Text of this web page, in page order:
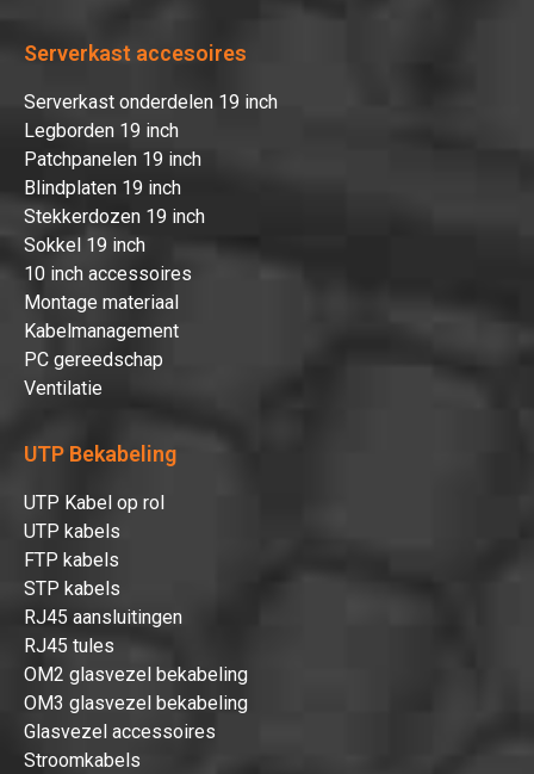
Serverkast accesoires
Serverkast onderdelen 19 inch
Legborden 19 inch
Patchpanelen 19 inch
Blindplaten 19 inch
Stekkerdozen 19 inch
Sokkel 19 inch
10 inch accessoires
Montage materiaal
Kabelmanagement
PC gereedschap
Ventilatie
UTP Bekabeling
UTP Kabel op rol
UTP kabels
FTP kabels
STP kabels
RJ45 aansluitingen
RJ45 tules
OM2 glasvezel bekabeling
OM3 glasvezel bekabeling
Glasvezel accessoires
Stroomkabels